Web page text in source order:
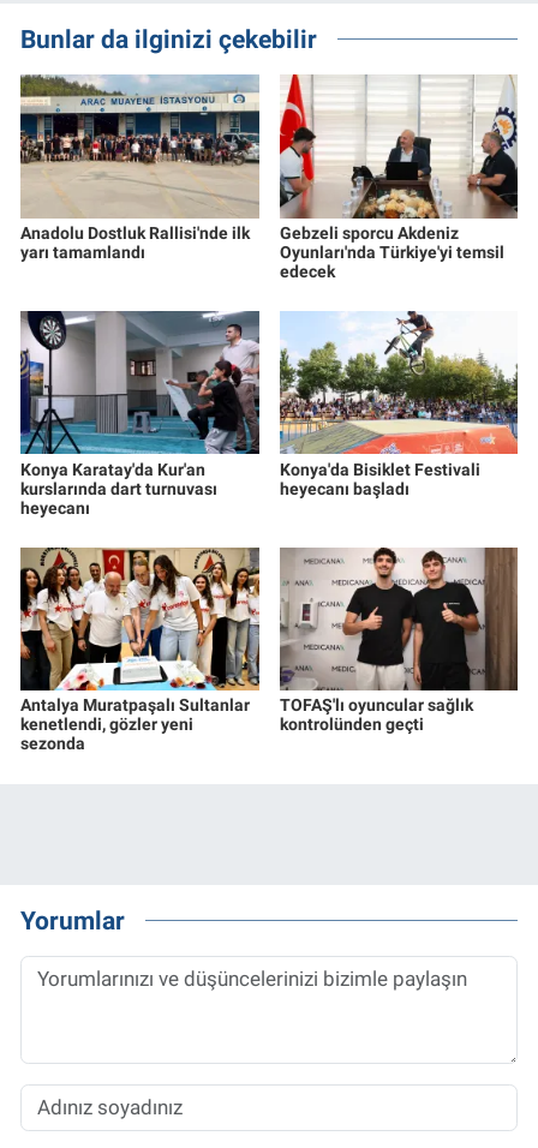
Bunlar da ilginizi çekebilir
Anadolu Dostluk Rallisi'nde ilk
yarı tamamlandı
Gebzeli sporcu Akdeniz
Oyunları'nda Türkiye'yi temsil
edecek
Konya Karatay'da Kur'an
kurslarında dart turnuvası
heyecanı
Konya'da Bisiklet Festivali
heyecanı başladı
Antalya Muratpaşalı Sultanlar
kenetlendi, gözler yeni
sezonda
TOFAŞ'lı oyuncular sağlık
kontrolünden geçti
Yorumlar